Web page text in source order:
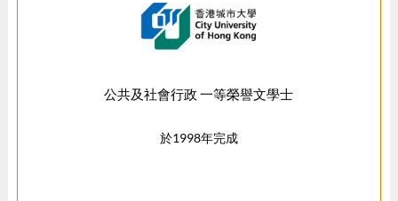
公共及社會行政 一等榮譽文學士
於1998年完成